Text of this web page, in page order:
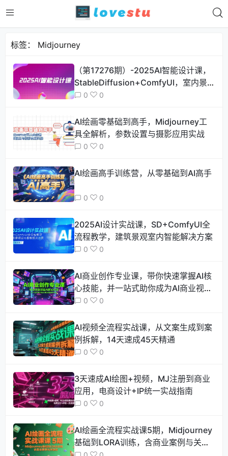
标签： Midjourney
（第17276期）-2025AI智能设计课，
StableDiffusion+ComfyUI，室内景
观全流程实战
0 0
AI绘画零基础到高手，Midjourney工
具全解析，参数设置与摄影应用实战
0 0
AI绘画高手训练营，从零基础到AI高手
0 0
2025AI设计实战课，SD+ComfyUI全
流程教学，建筑景观室内智能解决方案
0 0
AI商业创作专业课，带你快速掌握AI核
心技能，并一站式助你成为AI商业视频
创作专家
0 0
AI视频全流程实战课，从文案生成到案
例拆解，14天速成45天精通
0 0
3天速成AI绘图+视频，MJ注册到商业
应用，电商设计+IP统一实战指南
0 0
AI绘画全流程实战课5期，Midjourney
基础到LORA训练，含商业案例与关键